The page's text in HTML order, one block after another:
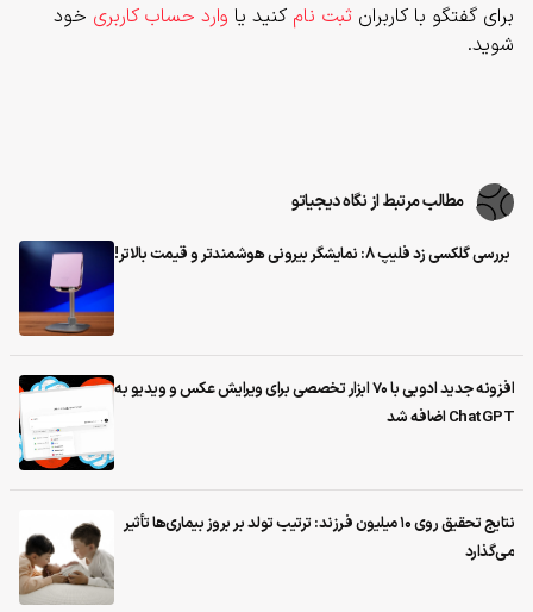
برای گفتگو با کاربران ثبت نام کنید یا وارد حساب کاربری خود
شوید.
مطالب مرتبط از نگاه دیجیاتو
بررسی گلکسی زد فلیپ ۸: نمایشگر بیرونی هوشمندتر و قیمت بالاتر!
افزونه جدید ادوبی با ۷۰ ابزار تخصصی برای ویرایش عکس و ویدیو به
ChatGPT اضافه شد
نتایج تحقیق روی ۱۰ میلیون فرزند: ترتیب تولد بر بروز بیماری‌ها تأثیر
می‌گذارد